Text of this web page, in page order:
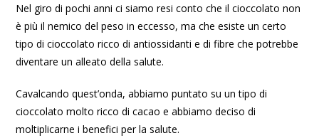
Nel giro di pochi anni ci siamo resi conto che il cioccolato non
è più il nemico del peso in eccesso, ma che esiste un certo
tipo di cioccolato ricco di antiossidanti e di fibre che potrebbe
diventare un alleato della salute.
Cavalcando quest’onda, abbiamo puntato su un tipo di
cioccolato molto ricco di cacao e abbiamo deciso di
moltiplicarne i benefici per la salute.